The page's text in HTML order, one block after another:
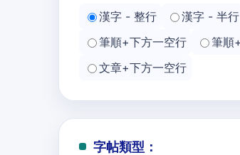
漢字 - 整行 漢字 - 半行
筆順+下方一空行
筆順
文章+下方一空行
字帖類型：